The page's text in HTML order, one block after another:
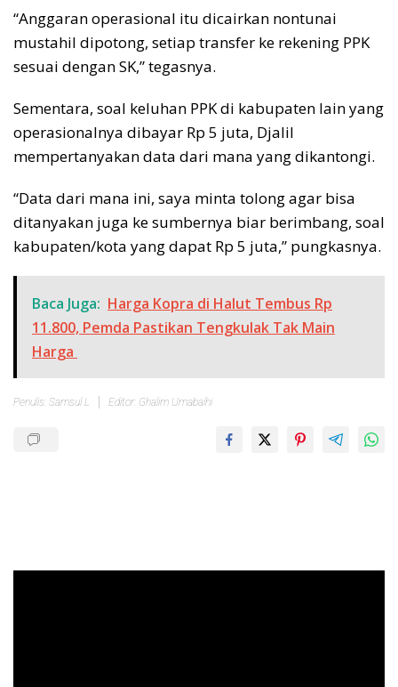
“Anggaran operasional itu dicairkan nontunai
mustahil dipotong, setiap transfer ke rekening PPK
sesuai dengan SK,” tegasnya.
Sementara, soal keluhan PPK di kabupaten lain yang
operasionalnya dibayar Rp 5 juta, Djalil
mempertanyakan data dari mana yang dikantongi.
“Data dari mana ini, saya minta tolong agar bisa
ditanyakan juga ke sumbernya biar berimbang, soal
kabupaten/kota yang dapat Rp 5 juta,” pungkasnya.
Baca Juga: Harga Kopra di Halut Tembus Rp
11.800, Pemda Pastikan Tengkulak Tak Main
Harga
Penulis: Samsul L Editor: Ghalim Umabaihi